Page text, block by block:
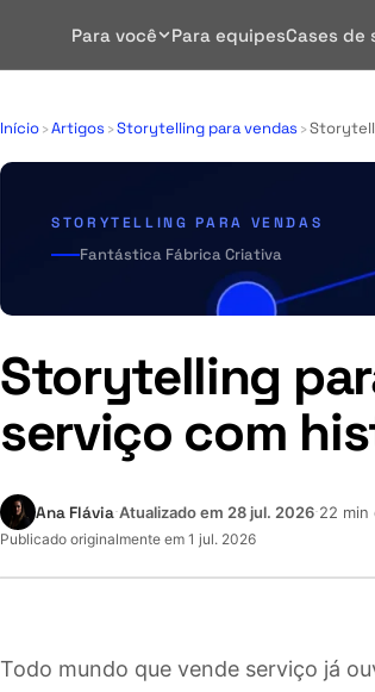
Para você Para equipesCases de
Início›Artigos›Storytelling para vendas›
STORYTELLING PARA VENDAS
Fantástica Fábrica Criativa
Storytelling
serviço com
Ana Flávia·Atualizado em 28 jul. 2026·22 min
Publicado originalmente em 1 jul. 2026
Todo mundo que vende serviço já